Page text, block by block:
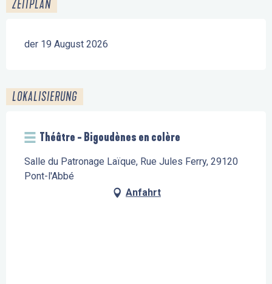
ZEITPLAN
der 19 August 2026
LOKALISIERUNG
Théâtre - Bigoudènes en colère
Salle du Patronage Laïque, Rue Jules Ferry, 29120
Pont-l'Abbé
Anfahrt